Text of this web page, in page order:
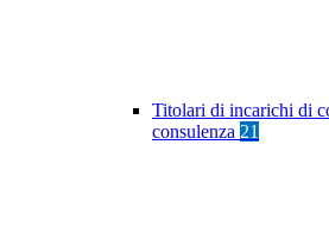
Titolari di incarichi di
consulenza 21